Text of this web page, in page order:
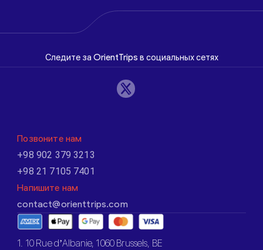
Следите за OrientTrips в социальных сетях
Позвоните нам
+98 902 379 3213
+98 21 7105 7401
Напишите нам
contact@orienttrips.com
1. 10 Rue d’Albanie, 1060 Brussels, BE